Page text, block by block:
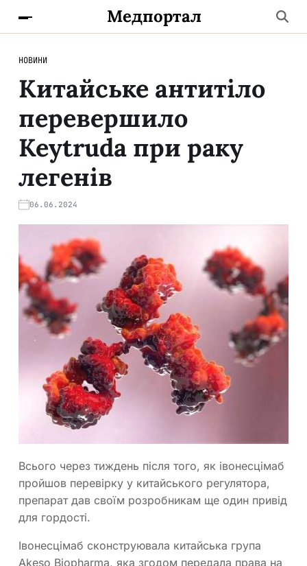
Медпортал
НОВИНИ
Китайське антитіло
перевершило
Keytruda при раку
легенів
06.06.2024
Всього через тиждень після того, як івонесцімаб
пройшов перевірку у китайського регулятора,
препарат дав своїм розробникам ще один привід
для гордості.
Івонесцімаб сконструювала китайська група
Akeso Biopharma, яка згодом передала права на